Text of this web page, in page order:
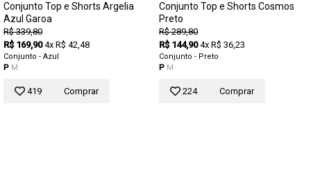
Conjunto Top e Shorts Argelia
Azul Garoa
R$ 339,80
R$ 169,90 4x R$ 42,48
Conjunto - Azul
P M
419 Comprar
Conjunto Top e Shorts Cosmos
Preto
R$ 289,80
R$ 144,90 4x R$ 36,23
Conjunto - Preto
P M
224 Comprar